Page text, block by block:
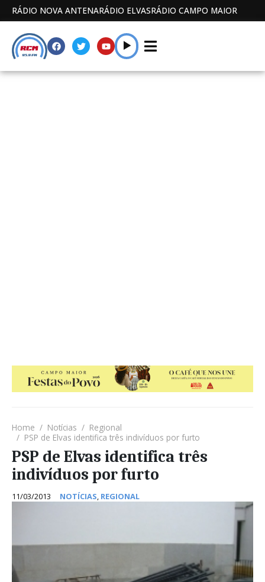
RÁDIO NOVA ANTENARÁDIO ELVASRÁDIO CAMPO MAIOR
Home Notícias
Regional
PSP de Elvas identifica três indivíduos por furto
PSP de Elvas identifica três
indivíduos por furto
11/03/2013 NOTÍCIAS, REGIONAL